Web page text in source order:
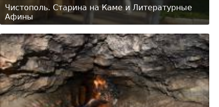
Чистополь. Старина на Каме и Литературные
Афины